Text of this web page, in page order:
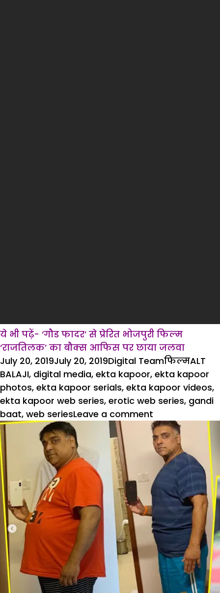
ये भी पढ़ें- ‘गौड फादर’ से प्रेरित भोजपुरी फिल्म
‘राजतिलक’ का बौक्स आफिस पर छाया जलवा
Posted
on
July 20, 2019July 20, 2019Author
Digital TeamCategories
फिल्मTags
ALT
BALAJI, digital media, ekta kapoor, ekta kapoor
photos, ekta kapoor serials, ekta kapoor videos,
ekta kapoor web series, erotic web series, gandi
baat, web seriesLeave a comment
वेब
सीरीज
‘‘गंदी
बात’’
का
सेक्सी
सीन
वीडियो
लीक,
कलाकारों
ने
कहा
ये…